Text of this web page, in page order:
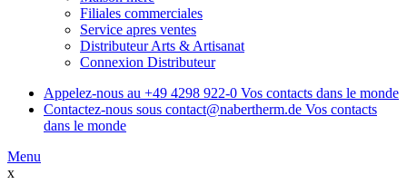
Filiales commerciales
Service apres ventes
Distributeur Arts & Artisanat
Connexion Distributeur
Appelez-nous au +49 4298 922-0 Vos contacts dans le monde
Contactez-nous sous contact@nabertherm.de Vos contacts
dans le monde
Menu
x